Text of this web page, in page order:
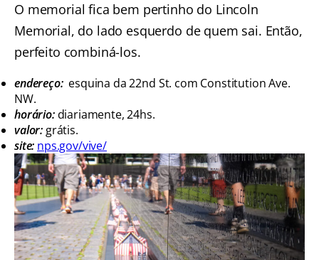
O memorial fica bem pertinho do Lincoln
Memorial, do lado esquerdo de quem sai. Então,
perfeito combiná-los.
endereço:esquina da 22nd St. com Constitution Ave.
NW.
horário:diariamente, 24hs.
valor: grátis.
site: nps.gov/vive/